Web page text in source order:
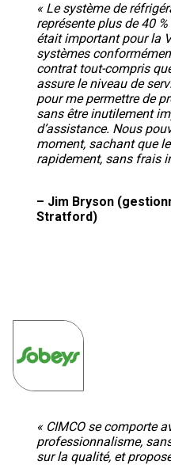
« Le système de
représente plus de 40
était important pour la
systèmes
contrat tout-compris
assure le niveau de
pour me permettre de
sans être inutilement
d’assistance. Nous
moment, sachant que
rapidement, sans frais
– Jim Bryson
Stratford)
« CIMCO se comporte
professionnalisme,
sur la qualité, et